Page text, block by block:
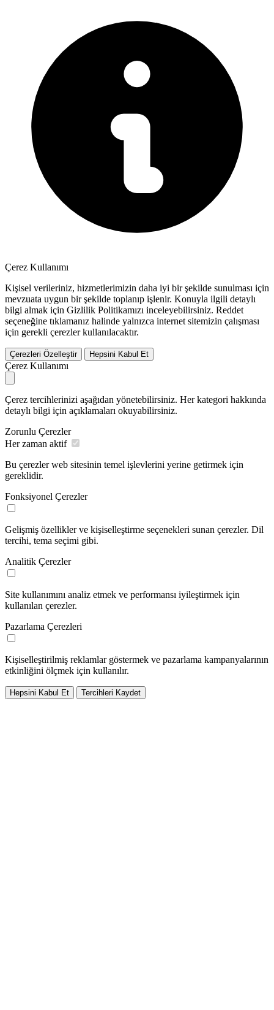
Çerez Kullanımı
Kişisel verileriniz, hizmetlerimizin daha iyi bir şekilde sunulması için
mevzuata uygun bir şekilde toplanıp işlenir. Konuyla ilgili detaylı
bilgi almak için Gizlilik Politikamızı inceleyebilirsiniz. Reddet
seçeneğine tıklamanız halinde yalnızca internet sitemizin çalışması
için gerekli çerezler kullanılacaktır.
Çerezleri Özelleştir Hepsini Kabul Et
Çerez Kullanımı
Çerez tercihlerinizi aşağıdan yönetebilirsiniz. Her kategori hakkında
detaylı bilgi için açıklamaları okuyabilirsiniz.
Zorunlu Çerezler
Her zaman aktif
Bu çerezler web sitesinin temel işlevlerini yerine getirmek için
gereklidir.
Fonksiyonel Çerezler
Gelişmiş özellikler ve kişiselleştirme seçenekleri sunan çerezler. Dil
tercihi, tema seçimi gibi.
Analitik Çerezler
Site kullanımını analiz etmek ve performansı iyileştirmek için
kullanılan çerezler.
Pazarlama Çerezleri
Kişiselleştirilmiş reklamlar göstermek ve pazarlama kampanyalarının
etkinliğini ölçmek için kullanılır.
Hepsini Kabul Et Tercihleri Kaydet